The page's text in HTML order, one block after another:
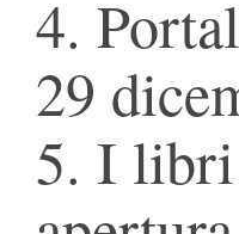
4.
29
5. I libri